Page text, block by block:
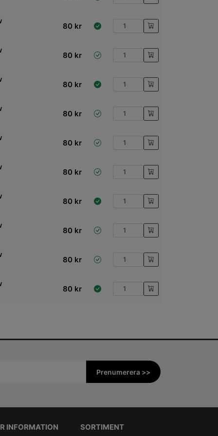
80 kr
80 kr
80 kr
80 kr
80 kr
80 kr
80 kr
80 kr
80 kr
80 kr
Prenumerera >>
INFORMATION SORTIMENT